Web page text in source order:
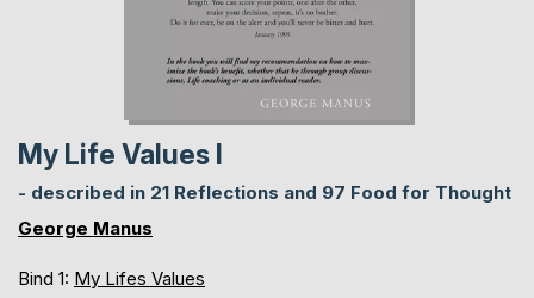
My Life Values I
- described in 21 Reflections and 97 Food for Thought
George Manus
Bind 1: My Lifes Values